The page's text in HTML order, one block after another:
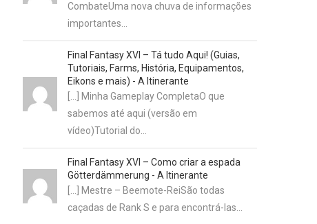
CombateUma nova chuva de informações
importantes…
Final Fantasy XVI – Tá tudo Aqui! (Guias,
Tutoriais, Farms, História, Equipamentos,
Eikons e mais) - A Itinerante
[…] Minha Gameplay CompletaO que
sabemos até aqui (versão em
vídeo)Tutorial do…
Final Fantasy XVI – Como criar a espada
Götterdämmerung - A Itinerante
[…] Mestre – Beemote-ReiSão todas
caçadas de Rank S e para encontrá-las…